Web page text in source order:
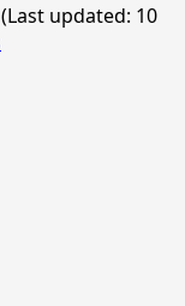
updated: 10